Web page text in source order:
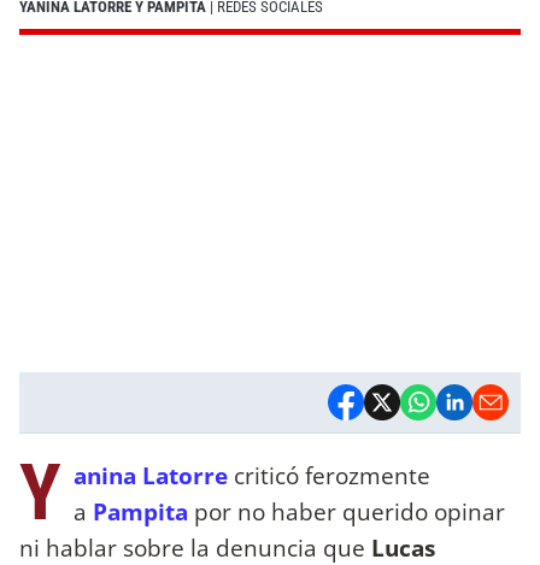
YANINA LATORRE Y PAMPITA | REDES SOCIALES
Y anina Latorre criticó ferozmente
a Pampita por no haber querido opinar
ni hablar sobre la denuncia que Lucas